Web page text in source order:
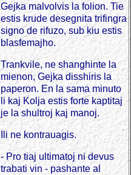
Gejka malvolvis la folion. Tie
estis krude desegnita trifingra
signo de rifuzo, sub kiu estis
blasfemajho.
Trankvile, ne shanghinte la
mienon, Gejka disshiris la
paperon. En la sama minuto
li kaj Kolja estis forte kaptitaj
je la shultroj kaj manoj.
Ili ne kontrauagis.
- Pro tiaj ultimatoj ni devus
trabati vin - pashante al